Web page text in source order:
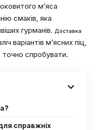
м’яса
смаків, яка
гурманів. Доставка
варіантів м’ясних піц,
спробувати.
справжніх